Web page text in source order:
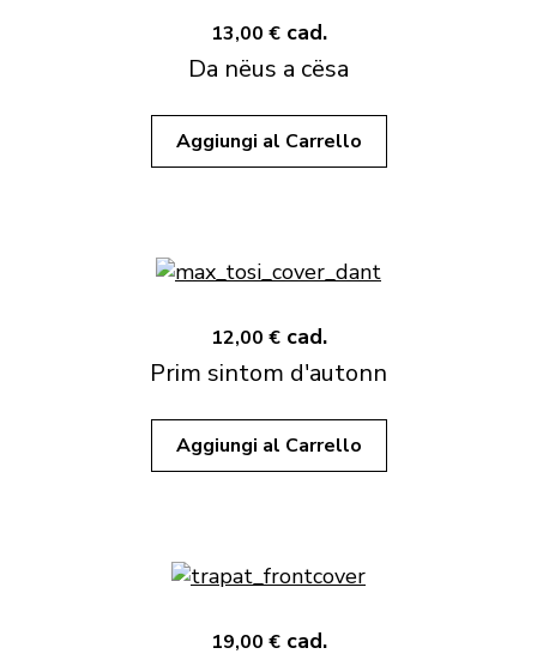
13,00 € cad.
Da nëus a cësa
Aggiungi al Carrello
12,00 € cad.
Prim sintom d'autonn
Aggiungi al Carrello
19,00 € cad.